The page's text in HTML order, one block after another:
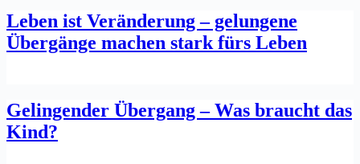
Leben ist Veränderung – gelungene
Übergänge machen stark fürs Leben
Gelingender Übergang – Was braucht das
Kind?